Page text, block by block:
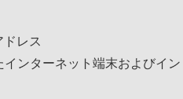
レス
ンターネット端末およびイン